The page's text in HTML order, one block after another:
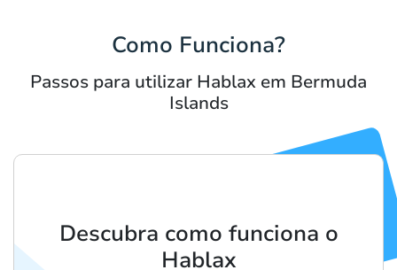
Como Funciona?
Passos para utilizar Hablax em Bermuda
Islands
Descubra como funciona o
Hablax